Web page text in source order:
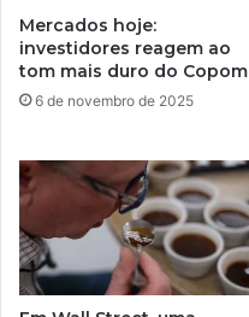
Mercados hoje:
investidores reagem ao
tom mais duro do Copom
6 de novembro de 2025